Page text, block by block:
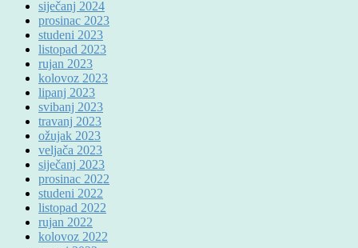
siječanj 2024
prosinac 2023
studeni 2023
listopad 2023
rujan 2023
kolovoz 2023
lipanj 2023
svibanj 2023
travanj 2023
ožujak 2023
veljača 2023
siječanj 2023
prosinac 2022
studeni 2022
listopad 2022
rujan 2022
kolovoz 2022